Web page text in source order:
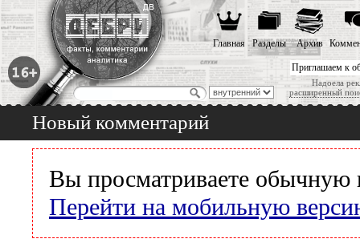
Приглашаем к
Надоела
расширенный
Главная Разделы Архив
Новый комментарий
Вы просматриваете обычную
Перейти на мобильную